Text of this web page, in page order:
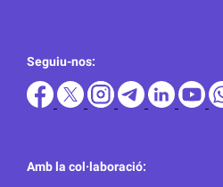
Seguiu-nos:
Amb la col·laboració: